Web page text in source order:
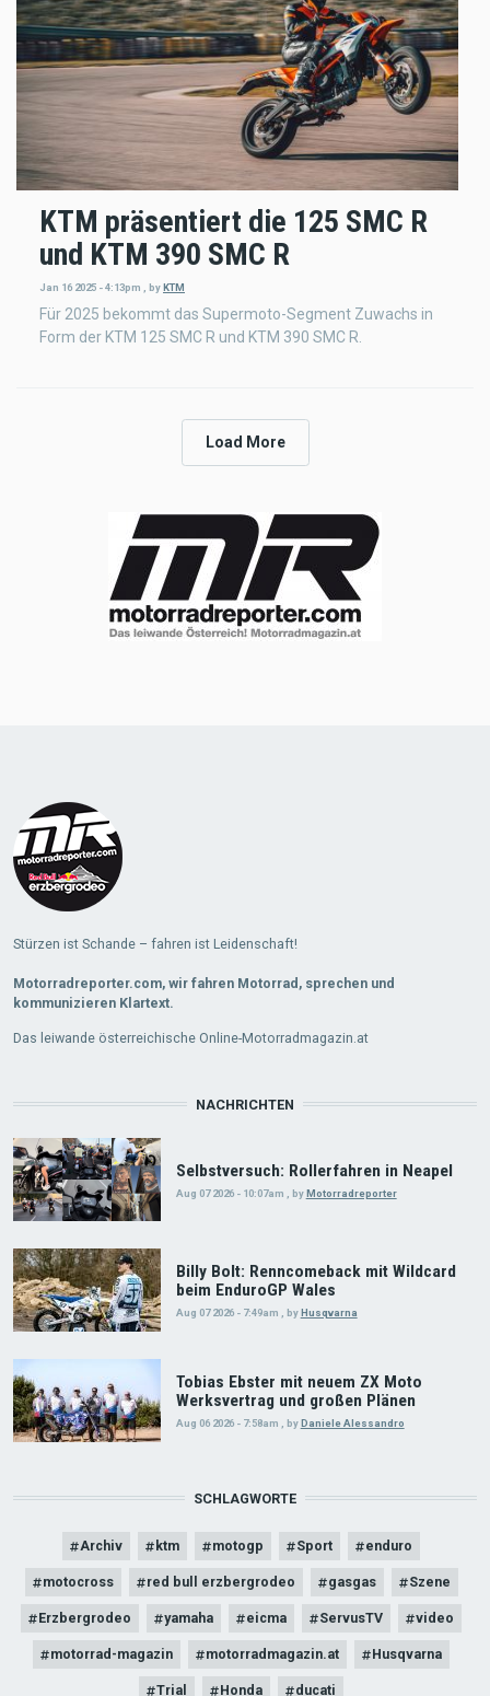
KTM präsentiert die 125 SMC R
und KTM 390 SMC R
Jan 16 2025 - 4:13pm byKTM
Für 2025 bekommt das Supermoto-Segment Zuwachs in
Form der KTM 125 SMC R und KTM 390 SMC R.
Load More
Stürzen ist Schande – fahren ist Leidenschaft!
Motorradreporter.com, wir fahren Motorrad, sprechen und
kommunizieren Klartext.
Das leiwande österreichische Online-Motorradmagazin.at
NACHRICHTEN
Selbstversuch: Rollerfahren in Neapel
Aug 07 2026 - 10:07am byMotorradreporter
Billy Bolt: Renncomeback mit Wildcard
beim EnduroGP Wales
Aug 07 2026 - 7:49am byHusqvarna
Tobias Ebster mit neuem ZX Moto
Werksvertrag und großen Plänen
Aug 06 2026 - 7:58am byDaniele Alessandro
SCHLAGWORTE
Archiv ktm motogp Sport enduro
motocross red bull erzbergrodeo gasgas Szene
Erzbergrodeo yamaha eicma ServusTV video
motorrad-magazin motorradmagazin.at Husqvarna
Trial Honda ducati